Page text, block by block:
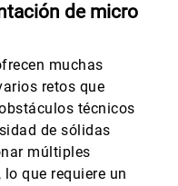
de micro
muchas
retos que
técnicos
de sólidas
múltiples
que requiere un